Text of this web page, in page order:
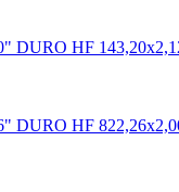
DURО HF
DURO HF